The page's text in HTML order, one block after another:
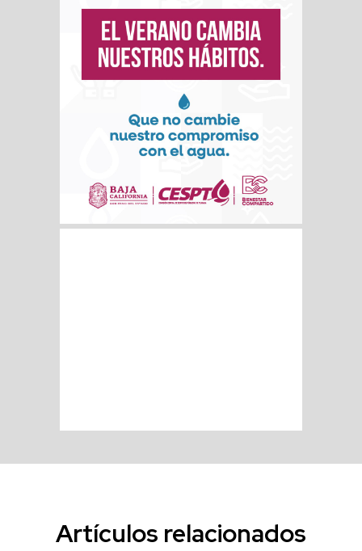
Artículos relacionados